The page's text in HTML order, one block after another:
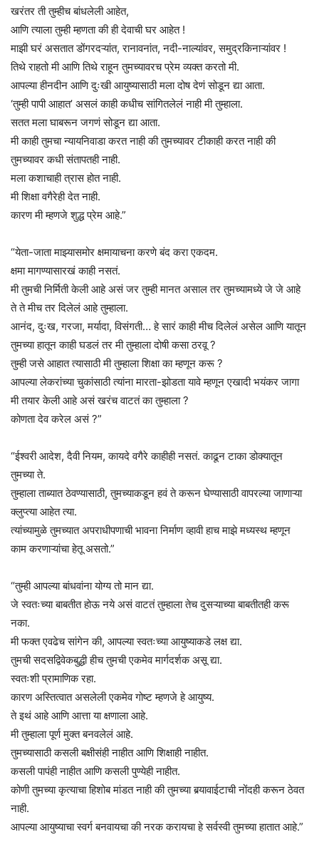
खरंतर ती तुम्हीच बांधलेली आहेत,
आणि त्याला तुम्ही म्हणता की ही देवाची घर आहेत !
माझी घरं असतात डोंगरदऱ्यांत, रानावनांत, नदी-नाल्यांवर, समुद्रकिनाऱ्यांवर !
तिथे राहतो मी आणि तिथे राहून तुमच्यावरच प्रेम व्यक्त करतो मी.
आपल्या हीनदीन आणि दुःखी आयुष्यासाठी मला दोष देणं सोडून द्या आता.
‘तुम्ही पापी आहात’ असलं काही कधीच सांगितलेलं नाही मी तुम्हाला.
सतत मला घाबरून जगणं सोडून द्या आता.
मी काही तुमचा न्यायनिवाडा करत नाही की तुमच्यावर टीकाही करत नाही की
तुमच्यावर कधी संतापतही नाही.
मला कशाचाही त्रास होत नाही.
मी शिक्षा वगैरेही देत नाही.
कारण मी म्हणजे शुद्ध प्रेम आहे.”
“येता-जाता माझ्यासमोर क्षमायाचना करणे बंद करा एकदम.
क्षमा मागण्यासारखं काही नसतं.
मी तुमची निर्मिती केली आहे असं जर तुम्ही मानत असाल तर तुमच्यामध्ये जे जे आहे
ते ते मीच तर दिलेलं आहे तुम्हाला.
आनंद, दुःख, गरजा, मर्यादा, विसंगती… हे सारं काही मीच दिलेलं असेल आणि यातून
तुमच्या हातून काही घडलं तर मी तुम्हाला दोषी कसा ठरवू ?
तुम्ही जसे आहात त्यासाठी मी तुम्हाला शिक्षा का म्हणून करू ?
आपल्या लेकरांच्या चुकांसाठी त्यांना मारता-झोडता यावे म्हणून एखादी भयंकर जागा
मी तयार केली आहे असं खरंच वाटतं का तुम्हाला ?
कोणता देव करेल असं ?”
“ईश्वरी आदेश, दैवी नियम, कायदे वगैरे काहीही नसतं. काढून टाका डोक्यातून
तुमच्या ते.
तुम्हाला ताब्यात ठेवण्यासाठी, तुमच्याकडून हवं ते करून घेण्यासाठी वापरल्या जाणाऱ्या
क्लुप्त्या आहेत त्या.
त्यांच्यामुळे तुमच्यात अपराधीपणाची भावना निर्माण व्हावी हाच माझे मध्यस्थ म्हणून
काम करणाऱ्यांचा हेतू असतो.”
“तुम्ही आपल्या बांधवांना योग्य तो मान द्या.
जे स्वतःच्या बाबतीत होऊ नये असं वाटतं तुम्हाला तेच दुसऱ्याच्या बाबतीतही करू
नका.
मी फक्त एवढेच सांगेन की, आपल्या स्वतःच्या आयुष्याकडे लक्ष द्या.
तुमची सदसद्विवेकबुद्धी हीच तुमची एकमेव मार्गदर्शक असू द्या.
स्वतःशी प्रामाणिक रहा.
कारण अस्तित्वात असलेली एकमेव गोष्ट म्हणजे हे आयुष्य.
ते इथं आहे आणि आत्ता या क्षणाला आहे.
मी तुम्हाला पूर्ण मुक्त बनवलेलं आहे.
तुमच्यासाठी कसली बक्षीसंही नाहीत आणि शिक्षाही नाहीत.
कसली पापंही नाहीत आणि कसली पुण्येही नाहीत.
कोणी तुमच्या कृत्याचा हिशोब मांडत नाही की तुमच्या बर्‍यावाईटाची नोंदही करून ठेवत
नाही.
आपल्या आयुष्याचा स्वर्ग बनवायचा की नरक करायचा हे सर्वस्वी तुमच्या हातात आहे.”